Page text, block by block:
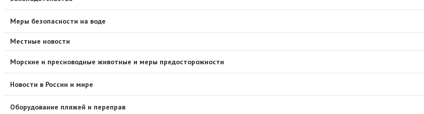
Меры безопасности на воде
Местные новости
Морские и пресноводные животные и меры предосторожности
Новости в России и мире
Оборудование пляжей и переправ